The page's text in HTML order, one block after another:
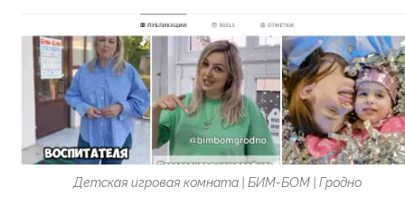
Детская игровая комната | БИМ-БОМ | Гродно